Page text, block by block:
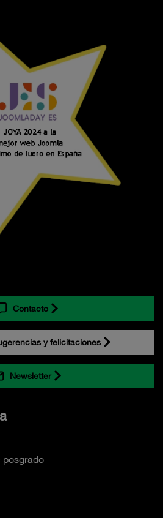
Contacto
y felicitaciones
Newsletter
posgrado